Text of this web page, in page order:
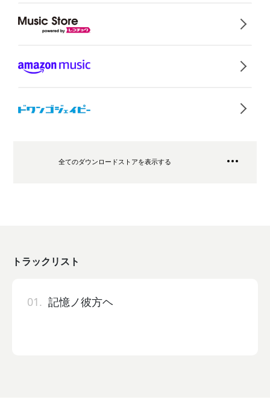
全てのダウンロードストアを表示する
トラックリスト
01. 記憶ノ彼方ヘ